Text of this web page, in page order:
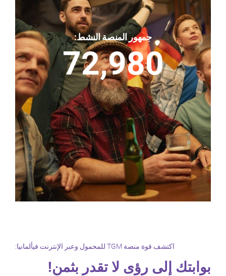
جمهور المنصة النشط:
72,980
اكتشف قوة منصة TGM للمحمول وعبر الإنترنت فيألمانيا:
بوابتك إلى رؤى لا تقدر بثمن!